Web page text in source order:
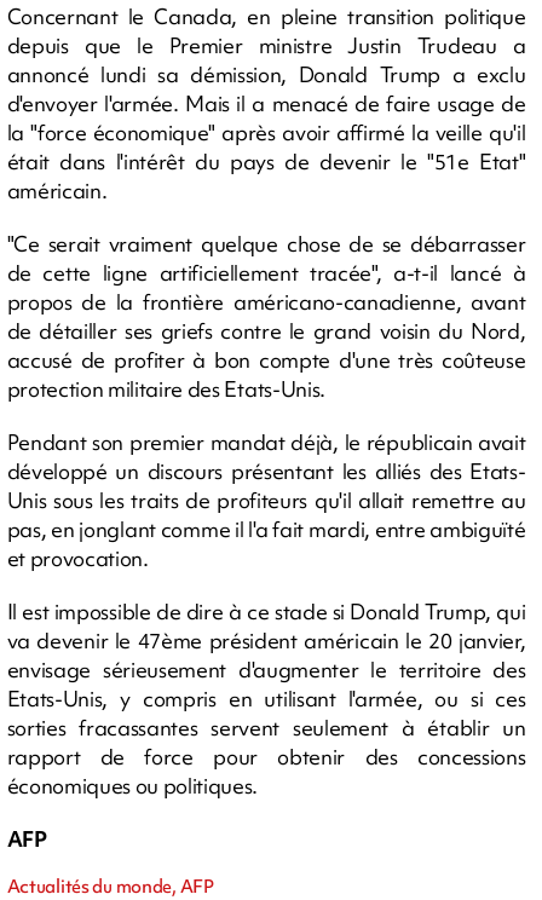
Concernant le Canada, en pleine transition politique
depuis que le Premier ministre Justin Trudeau a
annoncé lundi sa démission, Donald Trump a exclu
d'envoyer l'armée. Mais il a menacé de faire usage de
la "force économique" après avoir affirmé la veille qu'il
était dans l'intérêt du pays de devenir le "51e Etat"
américain.
"Ce serait vraiment quelque chose de se débarrasser
de cette ligne artificiellement tracée", a-t-il lancé à
propos de la frontière américano-canadienne, avant
de détailler ses griefs contre le grand voisin du Nord,
accusé de profiter à bon compte d'une très coûteuse
protection militaire des Etats-Unis.
Pendant son premier mandat déjà, le républicain avait
développé un discours présentant les alliés des Etats-
Unis sous les traits de profiteurs qu'il allait remettre au
pas, en jonglant comme il l'a fait mardi, entre ambiguïté
et provocation.
Il est impossible de dire à ce stade si Donald Trump, qui
va devenir le 47ème président américain le 20 janvier,
envisage sérieusement d'augmenter le territoire des
Etats-Unis, y compris en utilisant l'armée, ou si ces
sorties fracassantes servent seulement à établir un
rapport de force pour obtenir des concessions
économiques ou politiques.
AFP
Actualités du monde, AFP